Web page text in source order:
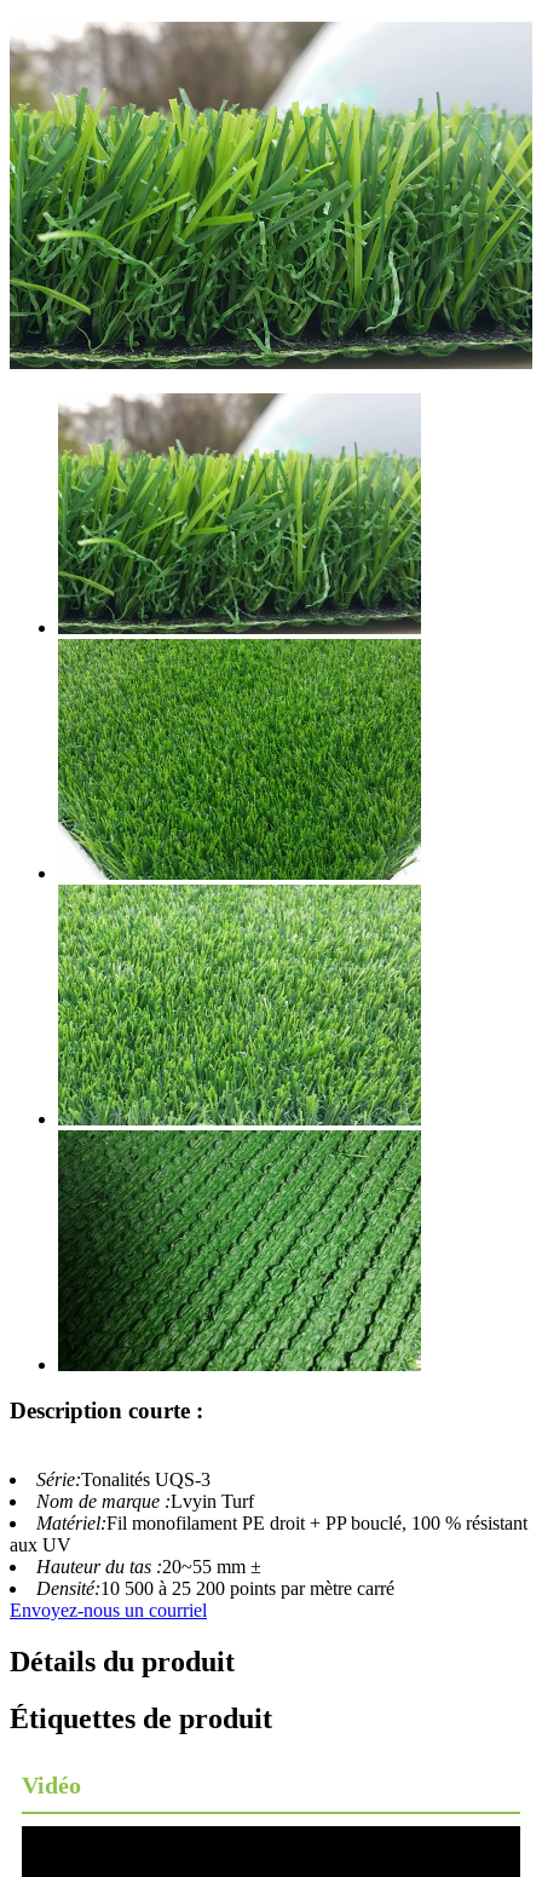
Description courte :
Série:Tonalités UQS-3
Nom de marque :Lvyin Turf
Matériel:Fil monofilament PE droit + PP bouclé, 100 % résistant
aux UV
Hauteur du tas :20~55 mm ±
Densité:10 500 à 25 200 points par mètre carré
Envoyez-nous un courriel
Détails du produit
Étiquettes de produit
Vidéo